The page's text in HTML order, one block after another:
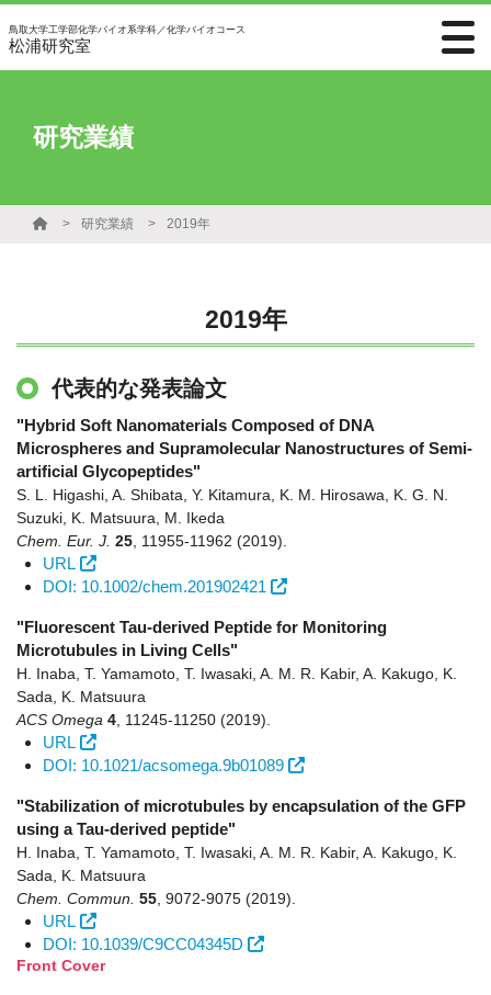
鳥取大学工学部化学バイオ系学科／化学バイオコース
松浦研究室
研究業績
研究業績 2019年
2019年
代表的な発表論文
"Hybrid Soft Nanomaterials Composed of DNA
Microspheres and Supramolecular Nanostructures of Semi-
artificial Glycopeptides"
S. L. Higashi, A. Shibata, Y. Kitamura, K. M. Hirosawa, K. G. N.
Suzuki, K. Matsuura, M. Ikeda
Chem. Eur. J. 25 11955-11962 (2019)
URL
DOI: 10.1002/chem.201902421
"Fluorescent Tau-derived Peptide for Monitoring
Microtubules in Living Cells"
H. Inaba, T. Yamamoto, T. Iwasaki, A. M. R. Kabir, A. Kakugo, K.
Sada, K. Matsuura
ACS Omega 4 11245-11250 (2019)
URL
DOI: 10.1021/acsomega.9b01089
"Stabilization of microtubules by encapsulation of the GFP
using a Tau-derived peptide"
H. Inaba, T. Yamamoto, T. Iwasaki, A. M. R. Kabir, A. Kakugo, K.
Sada, K. Matsuura
Chem. Commun. 55 9072-9075 (2019)
URL
DOI: 10.1039/C9CC04345D
Front Cover